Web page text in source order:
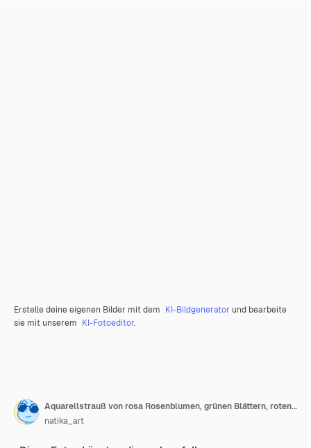
Erstelle deine eigenen Bilder mit dem KI-Bildgenerator und bearbeite
sie mit unserem KI-Fotoeditor.
Aquarellstrauß von rosa Rosenblumen, grünen Blättern, roten Beeren, dekorativen Zweigen
natika_art